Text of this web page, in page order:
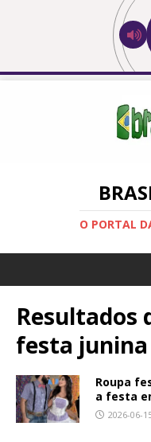
O PORTAL
Resultados
festa junina
Roupa
a festa
2026-06-